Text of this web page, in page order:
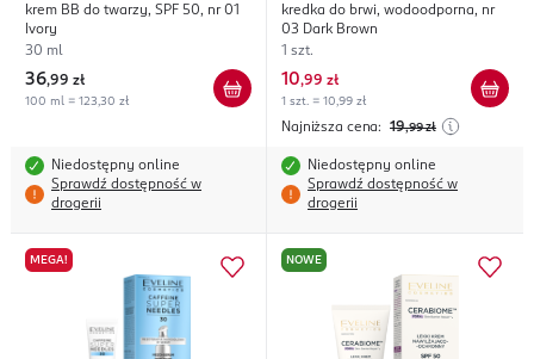
Match
krem BB do twarzy, SPF 50, nr 01
Ivory
30 ml
36,99 zł
100 ml = 123,30 zł
Niedostępny online
Sprawdź dostępność w
drogerii
Precise
kredka do brwi, wodoodporna, nr
03 Dark Brown
1 szt.
10,99 zł
1 szt. = 10,99 zł
Najniższa cena: 19,99 zł
Niedostępny online
Sprawdź dostępność w
drogerii
MEGA! NOWE